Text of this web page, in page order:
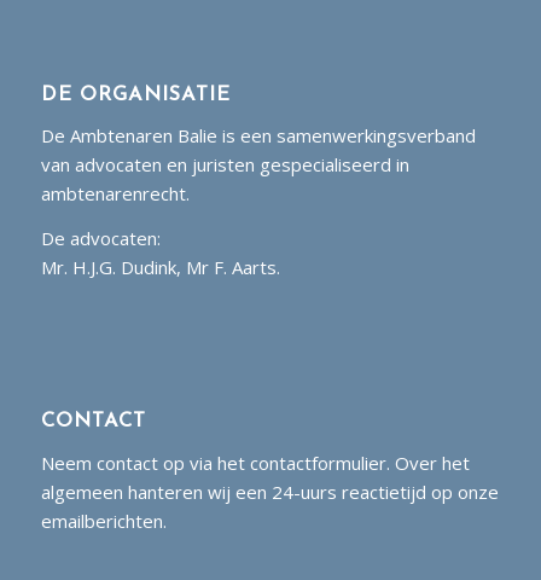
DE ORGANISATIE
De Ambtenaren Balie is een samenwerkingsverband
van advocaten en juristen gespecialiseerd in
ambtenarenrecht.
De advocaten:
Mr. H.J.G. Dudink, Mr F. Aarts.
CONTACT
Neem contact op via het contactformulier. Over het
algemeen hanteren wij een 24-uurs reactietijd op onze
emailberichten.